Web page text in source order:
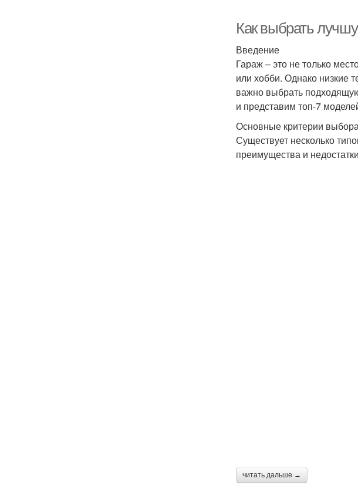
Как выбрать
Введение
Гараж – это не только
или хобби. Однако низкие
важно выбрать
и представим топ-7
Основные критерии
Существует несколько
преимущества и
читать дальше →